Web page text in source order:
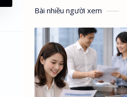
HR First Principles
English for HR
Bài nhiều người xem